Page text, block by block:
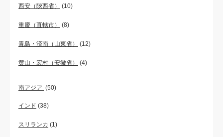
西安（陝西省） (10)
重慶（直轄市） (8)
青島・済南（山東省） (12)
黄山・宏村（安徽省） (4)
南アジア (50)
インド (38)
スリランカ (1)